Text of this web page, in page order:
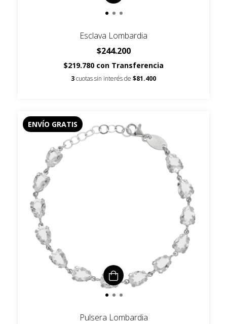
Esclava Lombardia
$244.200
$219.780 con Transferencia
3cuotas sin interés de $81.400
ENVÍO GRATIS
Pulsera Lombardia